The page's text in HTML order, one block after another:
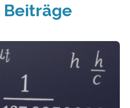
Beiträge